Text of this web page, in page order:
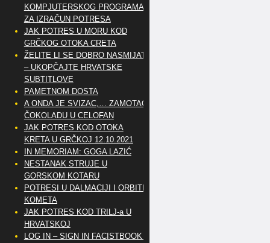
KOMPJUTERSKOG PROGRAMA
ZA IZRAČUN POTRESA
JAK POTRES U MORU KOD
GRČKOG OTOKA CRETA
ŽELITE LI SE DOBRO NASMIJATI
– UKOPČAJTE HRVATSKE
SUBTITLOVE
PAMETNOM DOSTA
A ONDA JE SVIZAC,… ZAMOTAO
ČOKOLADU U CELOFAN
JAK POTRES KOD OTOKA
KRETA U GRČKOJ 12.10.2021
IN MEMORIAM: GOGA LAZIĆ
NESTANAK STRUJE U
GORSKOM KOTARU
POTRESI U DALMACIJI I ORBITE
KOMETA
JAK POTRES KOD TRILJ-a U
HRVATSKOJ
LOG IN – SIGN IN FACISTBOOK –